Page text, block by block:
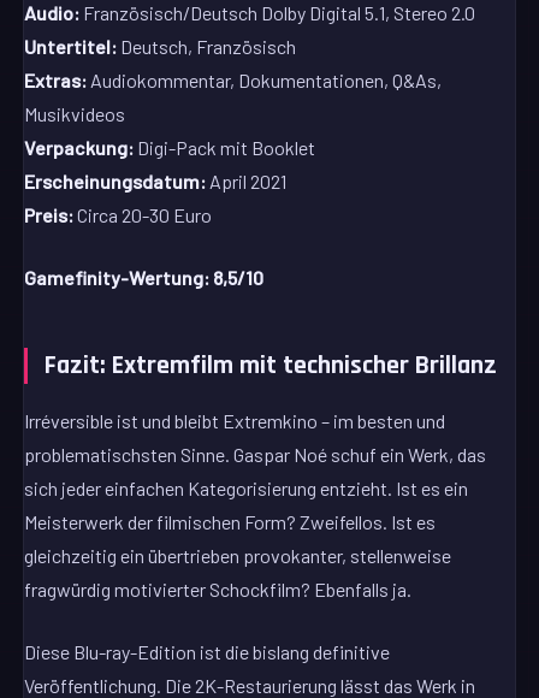
Audio: Französisch/Deutsch Dolby Digital 5.1, Stereo 2.0
Untertitel: Deutsch, Französisch
Extras: Audiokommentar, Dokumentationen, Q&As,
Musikvideos
Verpackung: Digi-Pack mit Booklet
Erscheinungsdatum: April 2021
Preis:Circa 20-30 Euro
Gamefinity-Wertung: 8,5/10
Fazit: Extremfilm mit technischer Brillanz
Irréversible ist und bleibt Extremkino – im besten und
problematischsten Sinne. Gaspar Noé schuf ein Werk, das
sich jeder einfachen Kategorisierung entzieht. Ist es ein
Meisterwerk der filmischen Form? Zweifellos. Ist es
gleichzeitig ein übertrieben provokanter, stellenweise
fragwürdig motivierter Schockfilm? Ebenfalls ja.
Diese Blu-ray-Edition ist die bislang definitive
Veröffentlichung. Die 2K-Restaurierung lässt das Werk in